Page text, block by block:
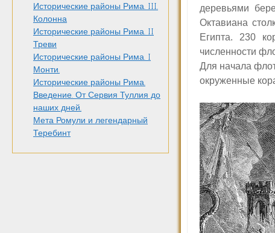
Исторические районы Рима. III.
Колонна
Исторические районы Рима. II
Треви
Исторические районы Рима. I
Монти.
Исторические районы Рима.
Введение. От Сервия Туллия до
наших дней.
Мета Ромули и легендарный
Теребинт
деревьями
Октавиана
Египта. 230
численности
Для начала
окруженные